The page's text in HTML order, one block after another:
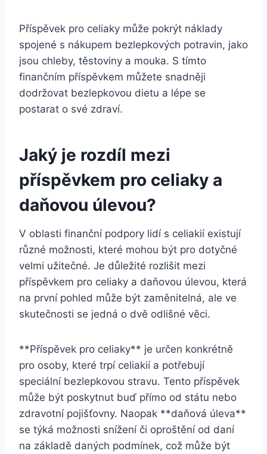
Příspěvek pro celiaky může pokrýt náklady
spojené s nákupem bezlepkových potravin, jako
jsou chleby, těstoviny a mouka. S tímto
finančním příspěvkem můžete snadněji
dodržovat bezlepkovou dietu a lépe se
postarat o své zdraví.
Jaký je rozdíl mezi
příspěvkem pro celiaky a
daňovou úlevou?
V oblasti finanční podpory lidí s celiakií existují
různé možnosti, které mohou být pro dotyčné
velmi užitečné. Je důležité rozlišit mezi
příspěvkem pro celiaky a daňovou úlevou, která
na první pohled může být zaměnitelná, ale ve
skutečnosti se jedná o dvě odlišné věci.
**Příspěvek pro celiaky** je určen konkrétně
pro osoby, které trpí celiakií a potřebují
speciální bezlepkovou stravu. Tento příspěvek
může být poskytnut buď přímo od státu nebo
zdravotní pojišťovny. Naopak **daňová úleva**
se týká možnosti snížení či oproštění od daní
na základě daných podmínek, což může být